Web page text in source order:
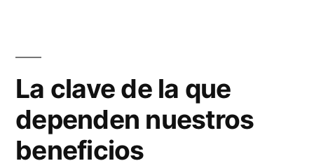
financiera!
La clave de la que
dependen nuestros
beneficios